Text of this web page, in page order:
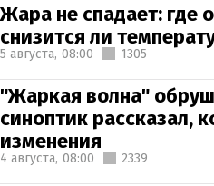
Жара не спадает: где
снизится ли
5 августа, 08:00 1305
"Жаркая волна"
синоптик рассказал,
изменения
4 августа, 08:00 2339